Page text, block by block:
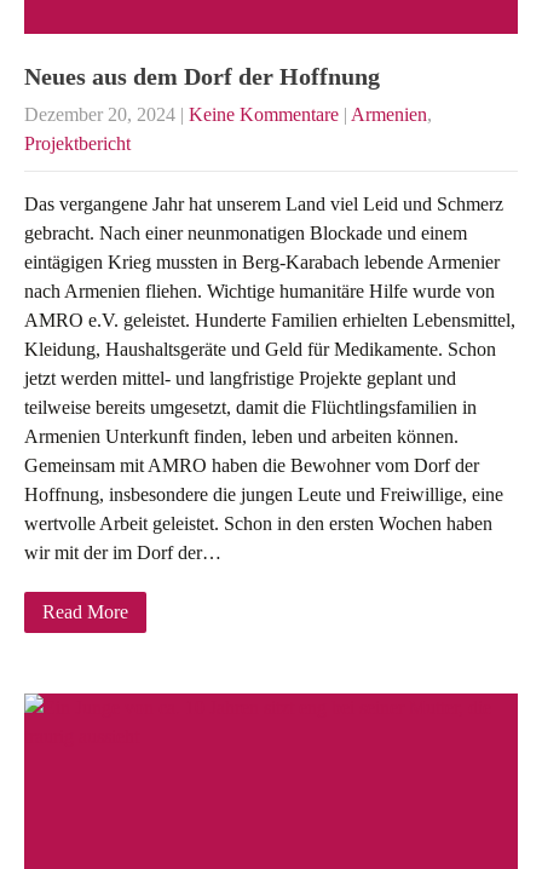
Neues aus dem Dorf der Hoffnung
Dezember 20, 2024 | Keine Kommentare | Armenien,
Projektbericht
Das vergangene Jahr hat unserem Land viel Leid und Schmerz
gebracht. Nach einer neunmonatigen Blockade und einem
eintägigen Krieg mussten in Berg-Karabach lebende Armenier
nach Armenien fliehen. Wichtige humanitäre Hilfe wurde von
AMRO e.V. geleistet. Hunderte Familien erhielten Lebensmittel,
Kleidung, Haushaltsgeräte und Geld für Medikamente. Schon
jetzt werden mittel- und langfristige Projekte geplant und
teilweise bereits umgesetzt, damit die Flüchtlingsfamilien in
Armenien Unterkunft finden, leben und arbeiten können.
Gemeinsam mit AMRO haben die Bewohner vom Dorf der
Hoffnung, insbesondere die jungen Leute und Freiwillige, eine
wertvolle Arbeit geleistet. Schon in den ersten Wochen haben
wir mit der im Dorf der…
Read More